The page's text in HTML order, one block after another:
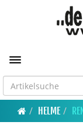
Toggle navigation
HELME